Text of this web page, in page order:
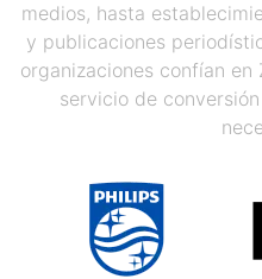
medios, hasta
y publicaciones
organizaciones confían
servicio de